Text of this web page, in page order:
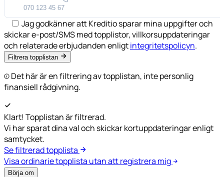
Jag godkänner att Kreditio sparar mina uppgifter och
skickar e-post/SMS med topplistor, villkorsuppdateringar
och relaterade erbjudanden enligtintegritetspolicyn.
Filtrera topplistan
Det här är en filtrering av topplistan, inte personlig
finansiell rådgivning.
Klart! Topplistan är filtrerad.
Vi har sparat dina val och skickar kortuppdateringar enligt
samtycket.
Se filtrerad topplista
Visa ordinarie topplista utan att registrera mig
Börja om